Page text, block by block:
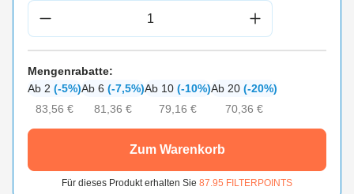
Produkt Anzahl: Gib den gewünschten
Mengenrabatte:
Ab 2 (-5%)
83,56 €
Ab 6 (-7,5%)
81,36 €
Ab 10 (-10%)
79,16 €
Ab 20 (-20%)
70,36 €
Zum Warenkorb
Für dieses Produkt erhalten Sie 87.95 FILTERPOINTS